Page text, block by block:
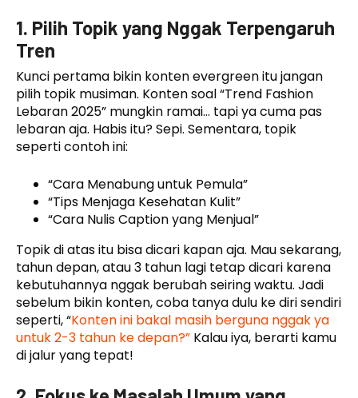
1. Pilih Topik yang Nggak Terpengaruh
Tren
Kunci pertama bikin konten evergreen itu jangan
pilih topik musiman. Konten soal “Trend Fashion
Lebaran 2025” mungkin ramai… tapi ya cuma pas
lebaran aja. Habis itu? Sepi. Sementara, topik
seperti contoh ini:
“Cara Menabung untuk Pemula”
“Tips Menjaga Kesehatan Kulit”
“Cara Nulis Caption yang Menjual”
Topik di atas itu bisa dicari kapan aja. Mau sekarang,
tahun depan, atau 3 tahun lagi tetap dicari karena
kebutuhannya nggak berubah seiring waktu. Jadi
sebelum bikin konten, coba tanya dulu ke diri sendiri
seperti, “Konten ini bakal masih berguna nggak ya
untuk 2-3 tahun ke depan?” Kalau iya, berarti kamu
di jalur yang tepat!